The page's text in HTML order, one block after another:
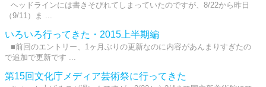
ヘッドラインには書きそびれてしまっていたのですが、8/22から昨日
（9/11）ま ...
いろいろ行ってきた・2015上半期編
■前回のエントリー、1ヶ月ぶりの更新なのに内容があんまりすぎたの
で追加で更新です ...
第15回文化庁メディア芸術祭に行ってきた